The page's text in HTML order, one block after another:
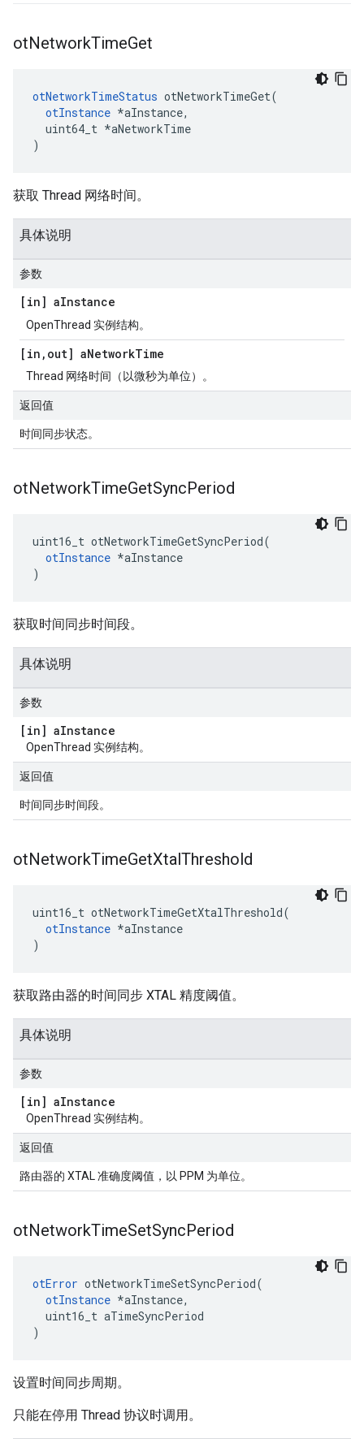
otNetworkTimeGet
otNetworkTimeStatus otNetworkTimeGet(
otInstance *aInstance,
uint64_t *aNetworkTime
)
获取 Thread 网络时间。
具体说明
参数
[in] aInstance
OpenThread 实例结构。
[in , out] aNetworkTime
Thread 网络时间（以微秒为单位）。
返回值
时间同步状态。
otNetworkTimeGetSyncPeriod
uint16_t otNetworkTimeGetSyncPeriod(
otInstance *aInstance
)
获取时间同步时间段。
具体说明
参数
[in] aInstance
OpenThread 实例结构。
返回值
时间同步时间段。
otNetworkTimeGetXtalThreshold
uint16_t otNetworkTimeGetXtalThreshold(
otInstance *aInstance
)
获取路由器的时间同步 XTAL 精度阈值。
具体说明
参数
[in] aInstance
OpenThread 实例结构。
返回值
路由器的 XTAL 准确度阈值，以 PPM 为单位。
otNetworkTimeSetSyncPeriod
otError otNetworkTimeSetSyncPeriod(
otInstance *aInstance,
uint16_t aTimeSyncPeriod
)
设置时间同步周期。
只能在停用 Thread 协议时调用。